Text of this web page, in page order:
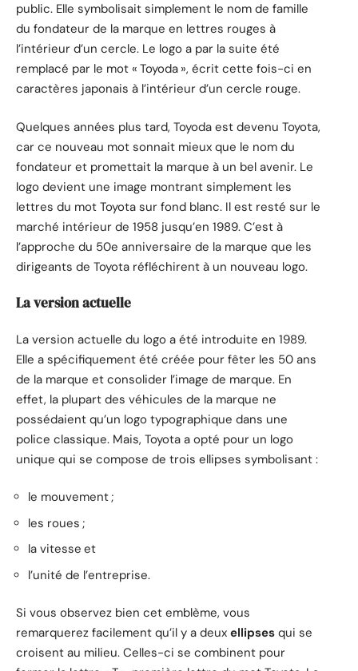
public. Elle symbolisait simplement le nom de famille
du fondateur de la marque en lettres rouges à
l’intérieur d’un cercle. Le logo a par la suite été
remplacé par le mot « Toyoda », écrit cette fois-ci en
caractères japonais à l’intérieur d’un cercle rouge.
Quelques années plus tard, Toyoda est devenu Toyota,
car ce nouveau mot sonnait mieux que le nom du
fondateur et promettait la marque à un bel avenir. Le
logo devient une image montrant simplement les
lettres du mot Toyota sur fond blanc. Il est resté sur le
marché intérieur de 1958 jusqu’en 1989. C’est à
l’approche du 50e anniversaire de la marque que les
dirigeants de Toyota réfléchirent à un nouveau logo.
La version actuelle
La version actuelle du logo a été introduite en 1989.
Elle a spécifiquement été créée pour fêter les 50 ans
de la marque et consolider l’image de marque. En
effet, la plupart des véhicules de la marque ne
possédaient qu’un logo typographique dans une
police classique. Mais, Toyota a opté pour un logo
unique qui se compose de trois ellipses symbolisant :
le mouvement ;
les roues ;
la vitesse et
l’unité de l’entreprise.
Si vous observez bien cet emblème, vous
remarquerez facilement qu’il y a deux ellipses qui se
croisent au milieu. Celles-ci se combinent pour